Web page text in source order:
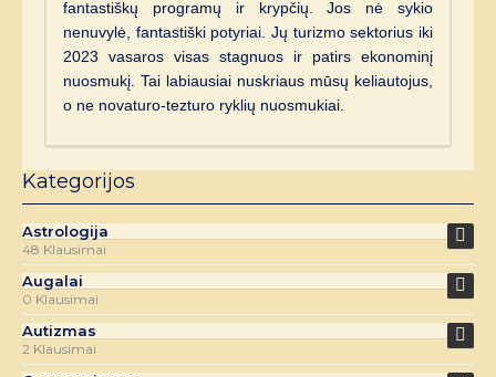
fantastiškų programų ir krypčių. Jos nė sykio
nenuvylė, fantastiški potyriai. Jų turizmo sektorius iki
2023 vasaros visas stagnuos ir patirs ekonominį
nuosmukį. Tai labiausiai nuskriaus mūsų keliautojus,
o ne novaturo-tezturo ryklių nuosmukiai.
Kategorijos
Astrologija
48 Klausimai
Augalai
0 Klausimai
Autizmas
2 Klausimai